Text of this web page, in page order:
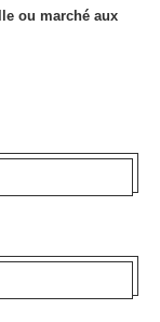
ou marché aux